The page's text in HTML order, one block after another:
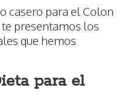
casero para el Colon
presentamos los
que hemos
para el